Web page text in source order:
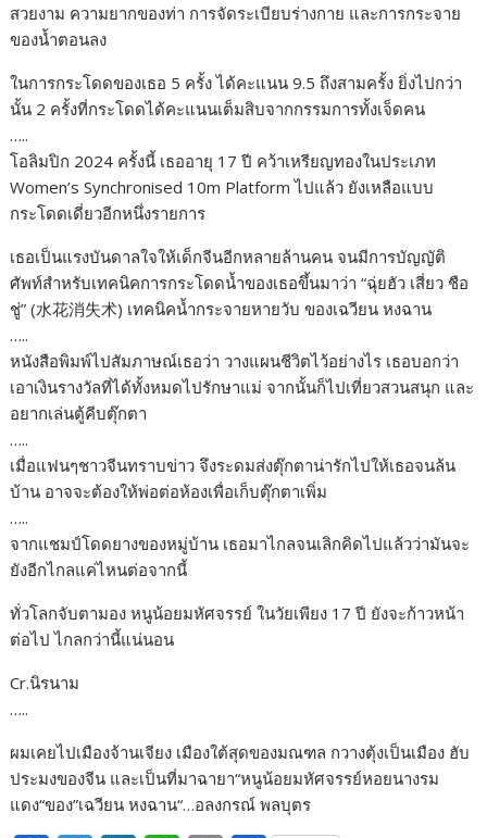
สวยงาม ความยากของท่า การจัดระเบียบร่างกาย และการกระจาย
ของน้ำตอนลง
ในการกระโดดของเธอ 5 ครั้ง ได้คะแนน 9.5 ถึงสามครั้ง ยิ่งไปกว่า
นั้น 2 ครั้งที่กระโดดได้คะแนนเต็มสิบจากกรรมการทั้งเจ็ดคน
…..
โอลิมปิก 2024 ครั้งนี้ เธออายุ 17 ปี คว้าเหรียญทองในประเภท
Women’s Synchronised 10m Platform ไปแล้ว ยังเหลือแบบ
กระโดดเดี่ยวอีกหนึ่งรายการ
เธอเป็นแรงบันดาลใจให้เด็กจีนอีกหลายล้านคน จนมีการบัญญัติ
ศัพท์สำหรับเทคนิคการกระโดดน้ำของเธอขึ้นมาว่า “ฉุ่ยฮัว เสี่ยว ชือ
ชู่” (水花消失术) เทคนิคน้ำกระจายหายวับ ของเฉวียน หงฉาน
…..
หนังสือพิมพ์ไปสัมภาษณ์เธอว่า วางแผนชีวิตไว้อย่างไร เธอบอกว่า
เอาเงินรางวัลที่ได้ทั้งหมดไปรักษาแม่ จากนั้นก็ไปเที่ยวสวนสนุก และ
อยากเล่นตู้คีบตุ๊กตา
…..
เมื่อแฟนๆชาวจีนทราบข่าว จึงระดมส่งตุ๊กตาน่ารักไปให้เธอจนล้น
บ้าน อาจจะต้องให้พ่อต่อห้องเพื่อเก็บตุ๊กตาเพิ่ม
…..
จากแชมป์โดดยางของหมู่บ้าน เธอมาไกลจนเลิกคิดไปแล้วว่ามันจะ
ยังอีกไกลแค่ไหนต่อจากนี้
ทั่วโลกจับตามอง หนูน้อยมหัศจรรย์ ในวัยเพียง 17 ปี ยังจะก้าวหน้า
ต่อไป ไกลกว่านี้แน่นอน
Cr.นิรนาม
…..
ผมเคยไปเมืองจ้านเจียง เมืองใต้สุดของมณฑล กวางตุ้งเป็นเมือง ฮับ
ประมงของจีน และเป็นที่มาฉายา“หนูน้อยมหัศจรรย์หอยนางรม
แดง“ของ”เฉวียน หงฉาน“…อลงกรณ์ พลบุตร